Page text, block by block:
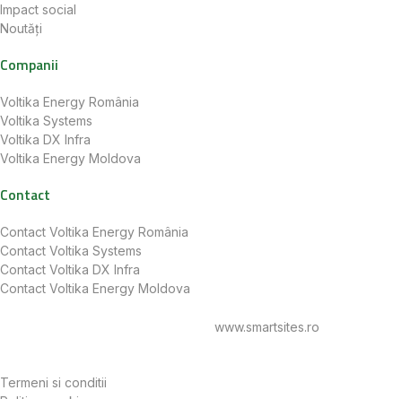
Impact social
Noutăți
Companii
Voltika Energy România
Voltika Systems
Voltika DX Infra
Voltika Energy Moldova
Contact
Contact Voltika Energy România
Contact Voltika Systems
Contact Voltika DX Infra
Contact Voltika Energy Moldova
www.smartsites.ro
Termeni si conditii